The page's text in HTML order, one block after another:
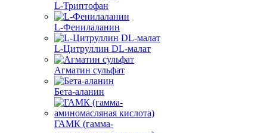
L-Триптофан
L-Фенилаланин
L-Цитруллин DL-малат
Агматин cульфат
Бета-аланин
ГАМК (гамма-